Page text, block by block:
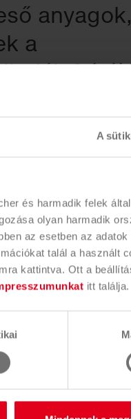
A
és harmadik felek
olyan harmadik
az esetben az adatok
talál a használt
kattintva. Ott a
itt találja.
anyagok,
a
típusú
ki,
Az